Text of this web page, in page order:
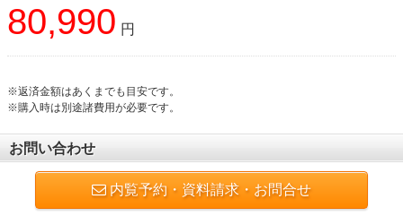
80,990 円
※返済金額はあくまでも目安です。
※購入時は別途諸費用が必要です。
お問い合わせ
内覧予約・資料請求・お問合せ